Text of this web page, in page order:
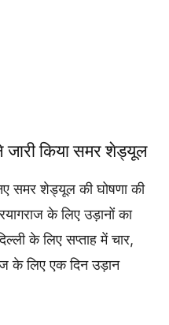
किया समर शेड्यूल
समर शेड्यूल की घोषणा की
के लिए उड़ानों का
के लिए सप्ताह में चार,
के लिए एक दिन उड़ान